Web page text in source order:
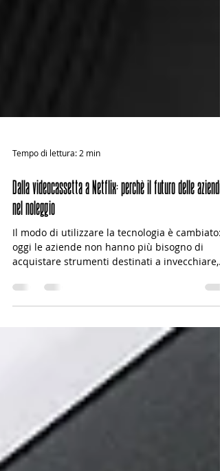
Tempo di lettura: 2 min
Dalla videocassetta a Netflix: perchè il futuro delle aziende
nel noleggio
Il modo di utilizzare la tecnologia è cambiato:
oggi le aziende non hanno più bisogno di
ma di accedere a soluzioni flessibili,
aggiornabili e adatte alle proprie esigenze
operative. In questo articolo spieghiamo
perché il noleggio tecnologico rappresenta un
modello più agile, sostenibile e strategico per
innovare senza immobilizzare capitale.